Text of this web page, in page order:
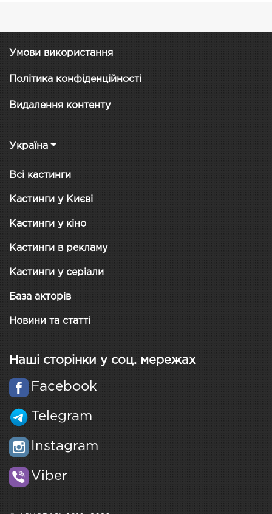
Умови використання
Політика конфіденційності
Видалення контенту
Україна
Всі кастинги
Кастинги у Києві
Кастинги у кіно
Кастинги в рекламу
Кастинги у серіали
База акторів
Новини та статті
Наші сторінки у соц. мережах
Facebook
Telegram
Instagram
Viber